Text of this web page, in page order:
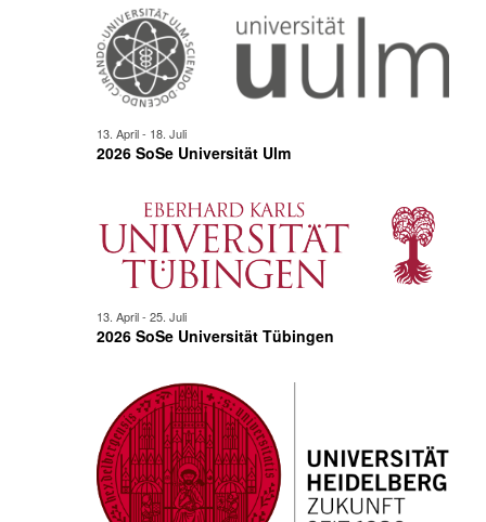
2026 SoSe Universität Ulm
13. April- 18. Juli
2026 SoSe Universität Tübingen
13. April- 25. Juli